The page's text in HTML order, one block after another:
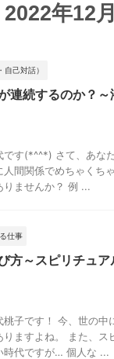
年12月
己対話）
連続するのか？
です(*^^*) さて、あな
間関係でめちゃくち
りませんか？ 例 ...
仕事
方～スピリチュ
桃子です！ 今、世の
りますよね。 また、
時代ですが… 個人な ...